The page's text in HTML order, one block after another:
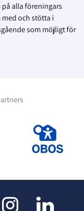
alla föreningars
och stötta i
som möjligt för